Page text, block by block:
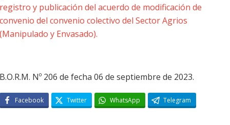
registro y publicación del acuerdo de modificación de
convenio del convenio colectivo del Sector Agrios
(Manipulado y Envasado).
B.O.R.M. Nº 206 de fecha 06 de septiembre de 2023.
Facebook Twitter WhatsApp Telegram